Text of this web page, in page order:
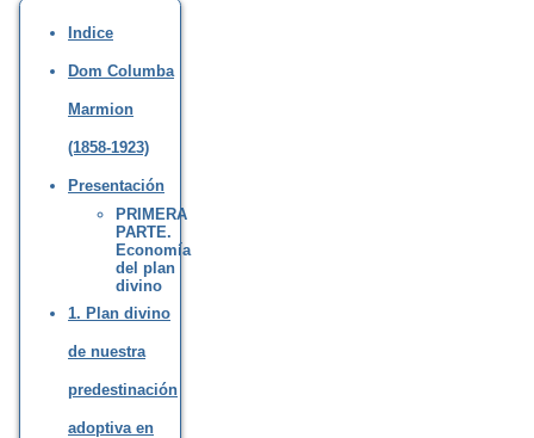
Indice
Dom Columba
Marmion
(1858-1923)
Presentación
PRIMERA
PARTE.
Economía
del plan
divino
1. Plan divino
de nuestra
predestinación
adoptiva en